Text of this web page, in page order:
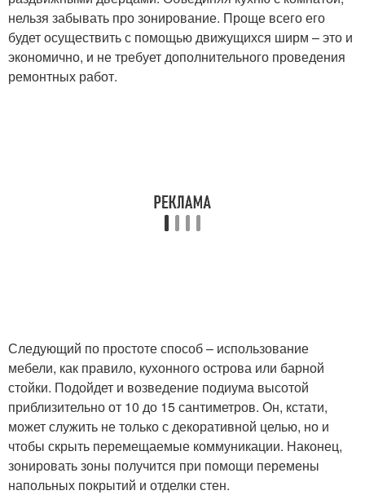
нельзя забывать про зонирование. Проще всего его
будет осуществить с помощью движущихся ширм – это и
экономично, и не требует дополнительного проведения
ремонтных работ.
Следующий по простоте способ – использование
мебели, как правило, кухонного острова или барной
стойки. Подойдет и возведение подиума высотой
приблизительно от 10 до 15 сантиметров. Он, кстати,
может служить не только с декоративной целью, но и
чтобы скрыть перемещаемые коммуникации. Наконец,
зонировать зоны получится при помощи перемены
напольных покрытий и отделки стен.